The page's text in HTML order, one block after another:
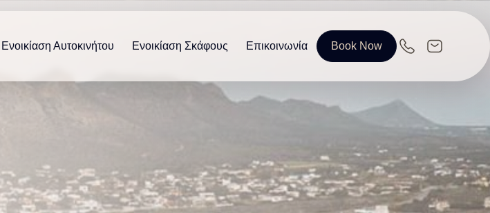
Ενοικίαση Αυτοκινήτου Ενοικίαση Σκάφους Επικοινωνία Book Now
EN